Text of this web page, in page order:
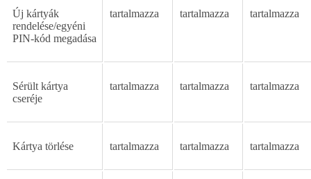
Új kártyák
rendelése/egyéni
PIN-kód megadása
tartalmazza tartalmazza tartalmazza
Sérült kártya
cseréje
tartalmazza tartalmazza tartalmazza
Kártya törlése tartalmazza tartalmazza tartalmazza